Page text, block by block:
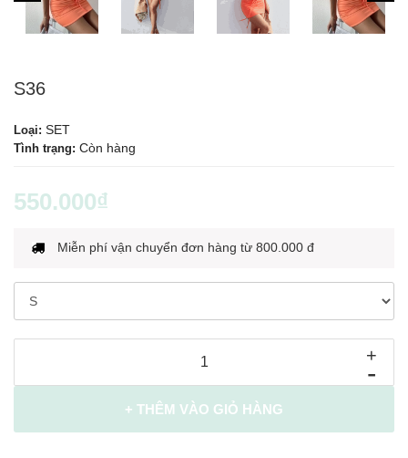
S36
Loại: SET
Tình trạng: Còn hàng
550.000₫
Miễn phí vận chuyển đơn hàng từ 800.000 đ
-
+
+ THÊM VÀO GIỎ HÀNG